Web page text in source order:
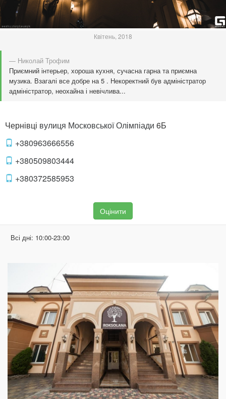
Квітень, 2018
— Николай Трофим
Приємний інтерьер, хороша кухня, сучасна гарна та приємна
музика. Взагалі все добре на 5 . Некоректний був адміністратор
адміністратор, неохайна і невічлива...
Чернівці вулиця Московської Олімпіади 6Б
+380963666556
+380509803444
+380372585953
Оцінити
Всі дні: 10:00-23:00